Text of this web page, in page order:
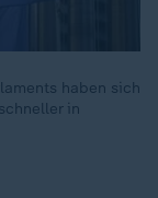
haben sich
in